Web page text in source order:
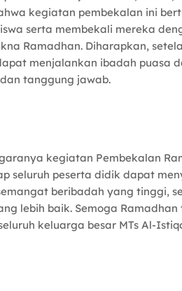
kegiatan pembekalan ini
serta membekali mereka
Ramadhan. Diharapkan,
menjalankan ibadah puasa
tanggung jawab.
kegiatan Pembekalan
seluruh peserta didik dapat
beribadah yang tinggi,
lebih baik. Semoga
keluarga besar MTs Al-